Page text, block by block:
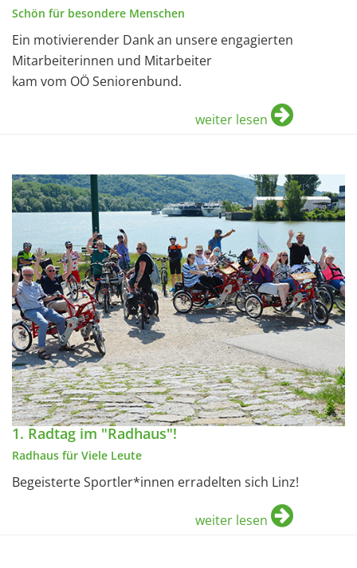
Schön für besondere Menschen
Ein motivierender Dank an unsere engagierten
Mitarbeiterinnen und Mitarbeiter
kam vom OÖ Seniorenbund.
weiter lesen
1. Radtag im "Radhaus"!
Radhaus für Viele Leute
Begeisterte Sportler*innen erradelten sich Linz!
weiter lesen